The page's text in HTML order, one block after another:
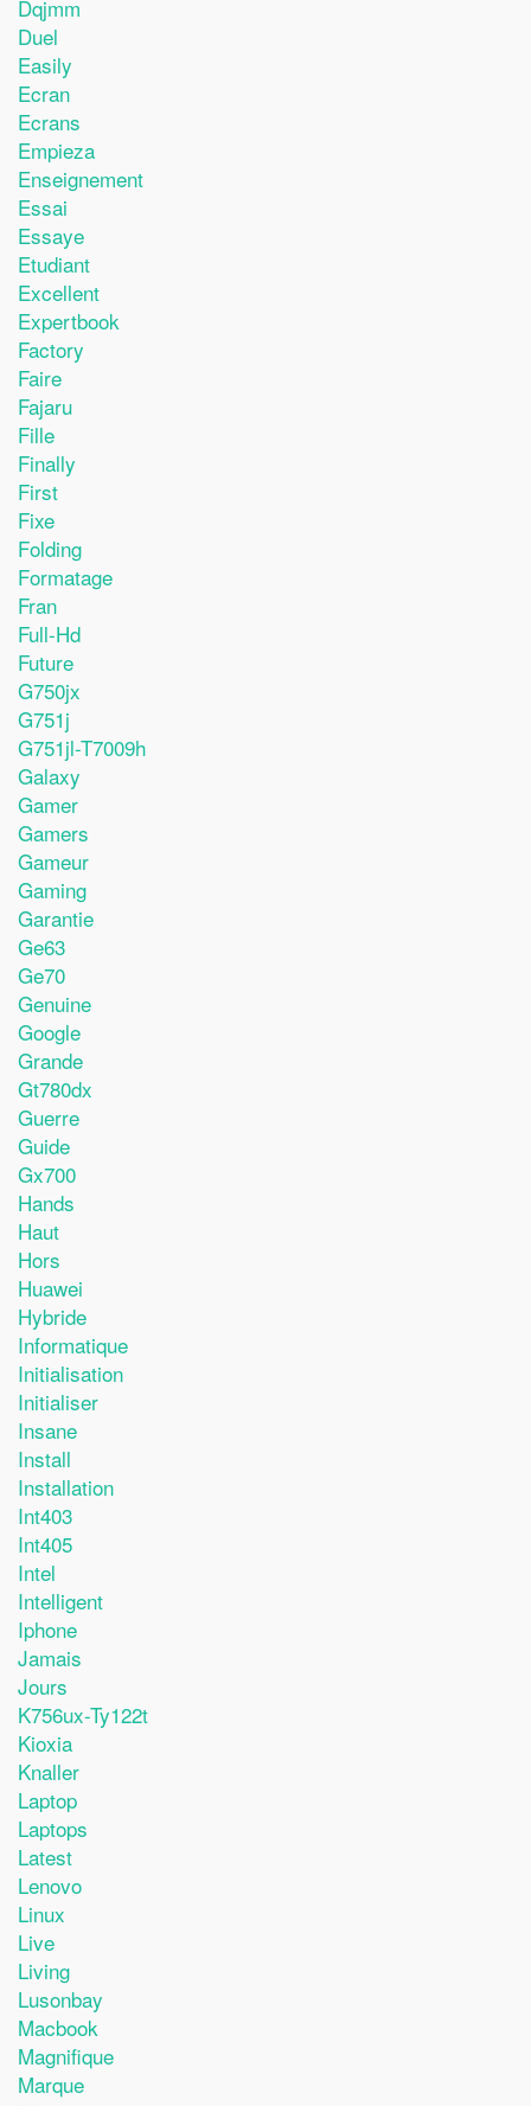
Dqjmm
Duel
Easily
Ecran
Ecrans
Empieza
Enseignement
Essai
Essaye
Etudiant
Excellent
Expertbook
Factory
Faire
Fajaru
Fille
Finally
First
Fixe
Folding
Formatage
Fran
Full-Hd
Future
G750jx
G751j
G751jl-T7009h
Galaxy
Gamer
Gamers
Gameur
Gaming
Garantie
Ge63
Ge70
Genuine
Google
Grande
Gt780dx
Guerre
Guide
Gx700
Hands
Haut
Hors
Huawei
Hybride
Informatique
Initialisation
Initialiser
Insane
Install
Installation
Int403
Int405
Intel
Intelligent
Iphone
Jamais
Jours
K756ux-Ty122t
Kioxia
Knaller
Laptop
Laptops
Latest
Lenovo
Linux
Live
Living
Lusonbay
Macbook
Magnifique
Marque